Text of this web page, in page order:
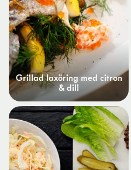
Grillad laxöring med citron
& dill